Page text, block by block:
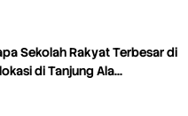
Sekolah Rakyat Terbesar di
di Tanjung Ala…